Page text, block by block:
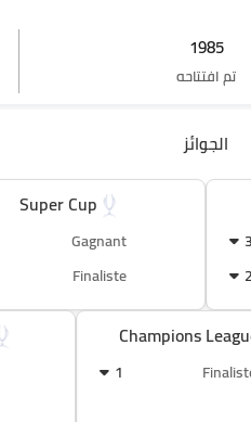
1985
تم افتتاحه
الجوائز
3
2
Super Cup
Gagnant
Finaliste
Champions
1